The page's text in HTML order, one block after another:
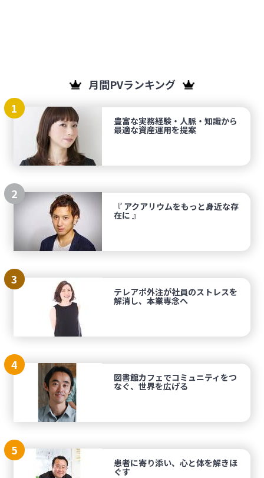
月間PVランキング
1
豊富な実務経験・人脈・知識から
最適な資産運用を提案
2
『 アクアリウムをもっと身近な存
在に 』
3
テレアポ外注が社員のストレスを
解消し、本業専念へ
4
図書館カフェでコミュニティをつ
なぐ、世界を広げる
5
患者に寄り添い、心と体を解きほ
ぐす